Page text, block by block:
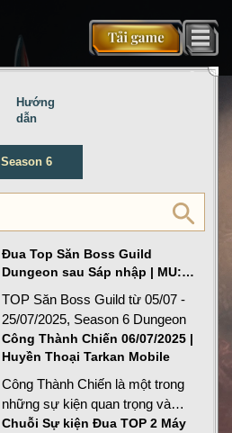
Hướng
dẫn
Season 6
Đua Top Săn Boss Guild
Dungeon sau Sáp nhập | MU:
TOP Săn Boss Guild từ 05/07 -
25/07/2025, Season 6 Dungeon
Công Thành Chiến 06/07/2025 |
Huyền Thoại Tarkan Mobile
Công Thành Chiến là một trong
những sự kiện quan trọng và
kịch tính nhất trong MU: Huyền
Chuỗi Sự kiện Đua TOP 2 Máy